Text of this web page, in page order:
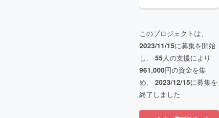
このプロジェクトは、
2023/11/15に募集を開始
し、 55人の支援により
961,000円の資金を集
め、 2023/12/15に募集を
終了しました